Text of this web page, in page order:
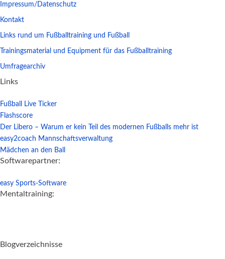
Impressum/Datenschutz
Kontakt
Links rund um Fußballtraining und Fußball
Trainingsmaterial und Equipment für das Fußballtraining
Umfragearchiv
Links
Fußball Live Ticker
Flashscore
Der Libero – Warum er kein Teil des modernen Fußballs mehr ist
easy2coach Mannschaftsverwaltung
Mädchen an den Ball
Softwarepartner:
easy Sports-Software
Mentaltraining:
Blogverzeichnisse